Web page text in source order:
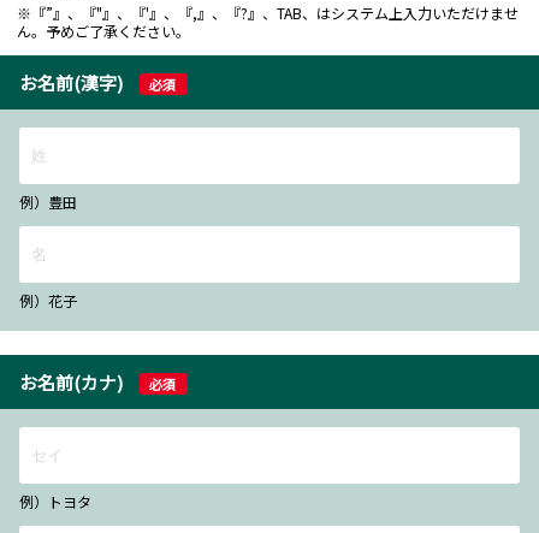
※『”』、『"』、『'』、『,』、『?』、TAB、はシステム上入力いただけませ
ん。予めご了承ください。
お名前(漢字) 必須
例）豊田
例）花子
お名前(カナ) 必須
例）トヨタ